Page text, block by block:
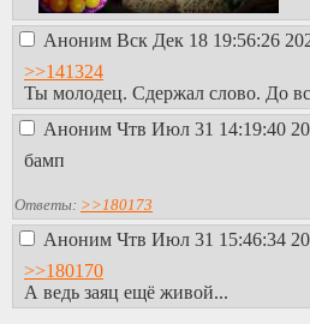
Аноним Вск Дек 18 19:56:26
>>141324
Ты молодец. Сдержал слово. До
Аноним Чтв Июл 31 14:19:40
бамп
Ответы: >>180173
Аноним Чтв Июл 31 15:46:34
>>180170
А ведь заяц ещё живой...